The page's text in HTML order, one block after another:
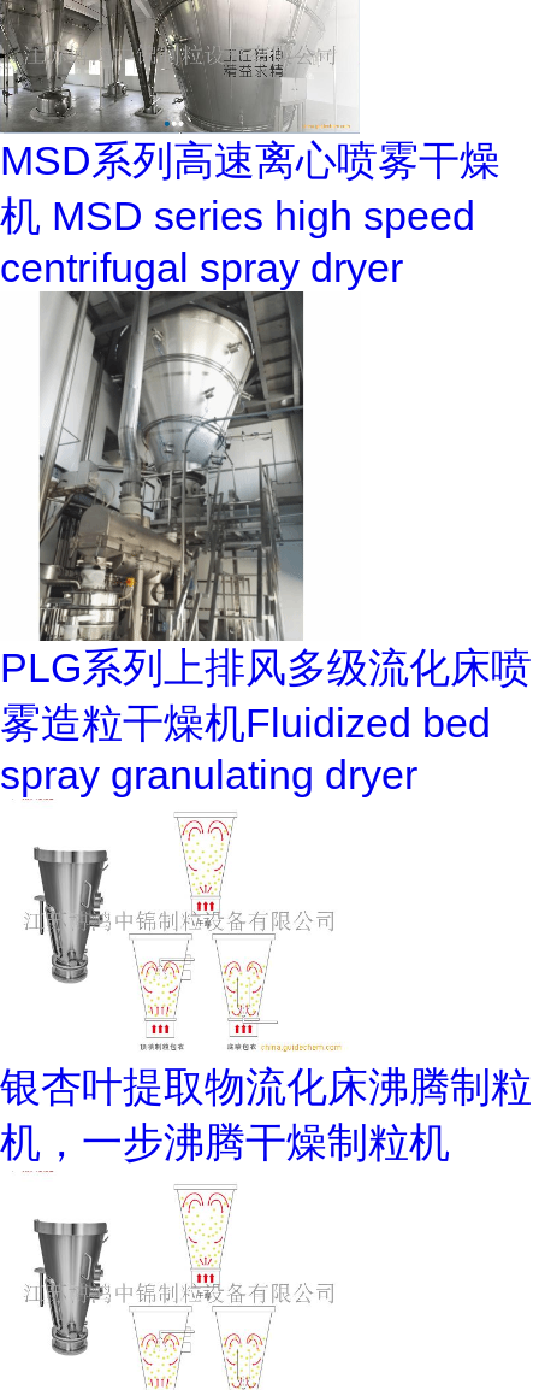
MSD系列高速离心喷雾干燥
机 MSD series high speed
centrifugal spray dryer
PLG系列上排风多级流化床喷
雾造粒干燥机Fluidized bed
spray granulating dryer
银杏叶提取物流化床沸腾制粒
机，一步沸腾干燥制粒机